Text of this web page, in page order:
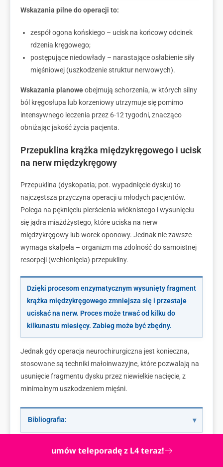
Wskazania pilne do operacji to:
zespół ogona końskiego – ucisk na końcowy odcinek
rdzenia kręgowego;
postępujące niedowłady – narastające osłabienie siły
mięśniowej (uszkodzenie struktur nerwowych).
Wskazania planoweobejmują schorzenia, w których silny
ból kręgosłupa lub korzeniowy utrzymuje się pomimo
intensywnego leczenia przez 6-12 tygodni, znacząco
obniżając jakość życia pacjenta.
Przepuklina krążka międzykręgowego i ucisk
na nerw międzykręgowy
Przepuklina (dyskopatia; pot. wypadnięcie dysku) to
najczęstsza przyczyna operacji u młodych pacjentów.
Polega na pęknięciu pierścienia włóknistego i wysunięciu
się jądra miażdżystego, które uciska na nerw
międzykręgowy lub worek oponowy. Jednak nie zawsze
wymaga skalpela – organizm ma zdolność do samoistnej
resorpcji (wchłonięcia) przepukliny.
Dzięki procesom enzymatycznym wysunięty fragment
krążka międzykręgowego zmniejsza się i przestaje
uciskać na nerw. Proces może trwać od kilku do
kilkunastu miesięcy. Zabieg może być zbędny.
Jednak gdy operacja neurochirurgiczna jest konieczna,
stosowane są techniki małoinwazyjne, które pozwalają na
usunięcie fragmentu dysku przez niewielkie nacięcie, z
minimalnym uszkodzeniem mięśni.
Bibliografia:
umów teleporadę z L4 teraz!